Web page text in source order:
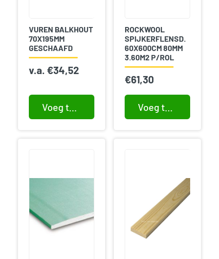
VUREN BALKHOUT
70X195MM
GESCHAAFD
v.a. €34,52
Voeg toe aan winkelwagen
ROCKWOOL
SPIJKERFLENSD.
60X600CM 80MM
3.60M2 P/ROL
€61,30
Voeg toe aan winkelwagen